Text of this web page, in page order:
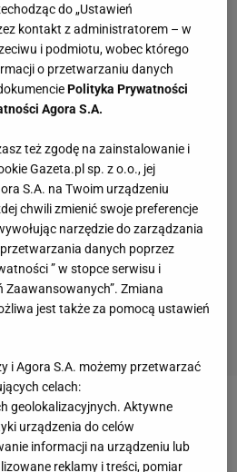
w studiu! Kosecki: Mówiłem
temu i wtedy mówili,
do „Ustawień
kontakt z administratorem – w
i podmiotu, wobec którego
o przetwarzaniu danych
Polityka Prywatności
Agora S.A.
też zgodę na zainstalowanie i
Gazeta.pl sp. z o.o., jej
S.A. na Twoim urządzeniu
chwili zmienić swoje preferencje
narzędzie do zarządzania
danych poprzez
” w stopce serwisu i
Zaawansowanych”. Zmiana
jest także za pomocą ustawień
i Agora S.A. możemy przetwarzać
celach:
geolokalizacyjnych. Aktywne
urządzenia do celów
informacji na urządzeniu lub
reklamy i treści, pomiar